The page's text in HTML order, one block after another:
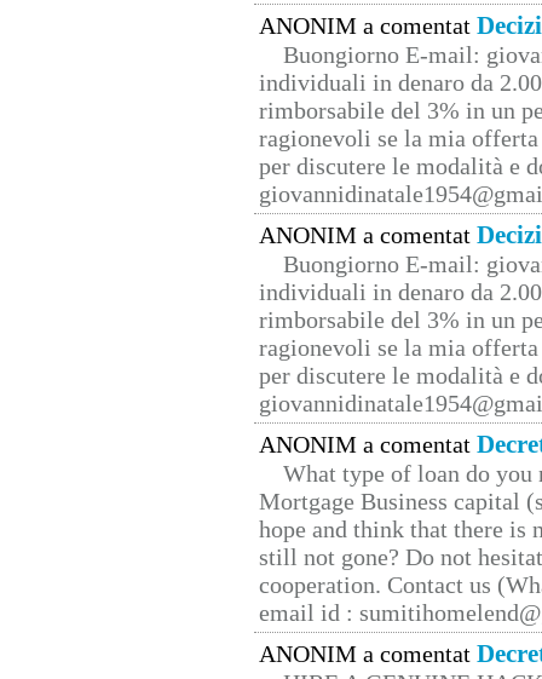
ANONIM a comentat
Buongiorno E-mail:
individuali in denaro da
rimborsabile del 3% in un
ragionevoli se la mia
per discutere le modalità e
ANONIM a comentat
Buongiorno E-mail:
individuali in denaro da
rimborsabile del 3% in un
ragionevoli se la mia
per discutere le modalità e
ANONIM a comentat
What type of loan do you
Mortgage Business capital
hope and think that there is
still not gone? Do not
cooperation. Contact us
email id :
ANONIM a comentat